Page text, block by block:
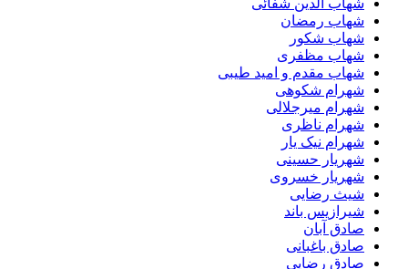
شهاب الدین شفائی
شهاب رمضان
شهاب شکور
شهاب مظفری
شهاب مقدم و امید طیبی
شهرام شکوهی
شهرام میرجلالی
شهرام ناظری
شهرام نیک یار
شهریار حسینی
شهریار خسروی
شیث رضایی
شیرازیس باند
صادق آبان
صادق باغبانی
صادق رضایی